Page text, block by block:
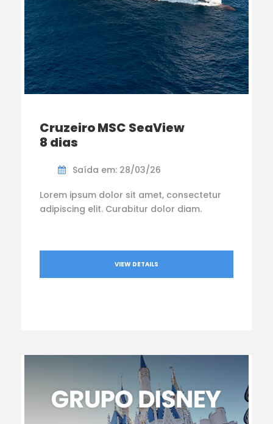
Cruzeiro MSC SeaView
8 dias
Saída em: 28/03/26
Lorem ipsum dolor sit amet, consectetur
adipiscing elit. Curabitur dolor diam.
VIEW DETAILS